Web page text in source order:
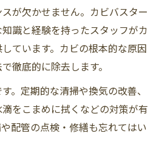
が欠かせません。カビバスター
識と経験を持ったスタッフがカ
ています。カビの根本的な原因
徹底的に除去します。
。定期的な清掃や換気の改善、
をこまめに拭くなどの対策が有
配管の点検・修繕も忘れてはい